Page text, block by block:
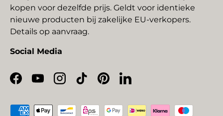
kopen voor dezelfde prijs. Geldt voor identieke
nieuwe producten bij zakelijke EU-verkopers.
Details op aanvraag.
Social Media
Facebook
YouTubeInstagram
TikTokPinterestLinkedIn
Geaccepteerde betaalmethoden